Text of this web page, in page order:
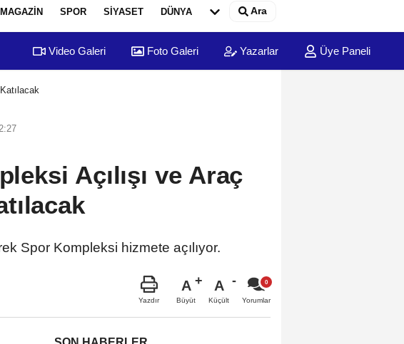
MAGAZİN SPOR SİYASET DÜNYA Ara
Video Galeri Foto Galeri Yazarlar Üye Paneli
Açılışı ve Araç
Spor Kompleksi hizmete açılıyor.
Yazdır
A
Büyüt
A
Küçült Yorumlar